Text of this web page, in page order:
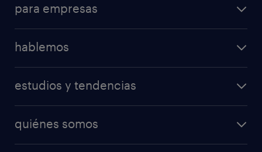
professional
para empresas
solicitar información
hablemos
oficina Montevideo
estudios y tendencias
tendencias del talento
quiénes somos